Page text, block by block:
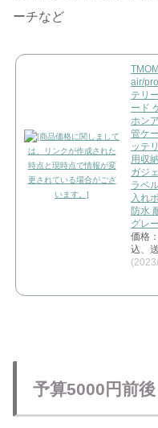
ーチなど
air/
テリ
ード
ホン
管ケ
ッテ
用収
ガジ
ラベ
入れ
防水
グレ
価格
込、
予算5000円前